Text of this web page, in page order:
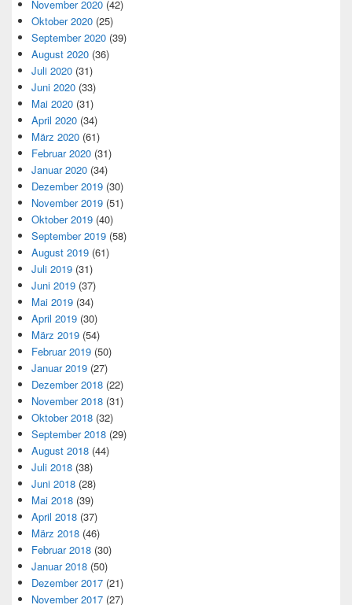
November 2020 (42)
Oktober 2020 (25)
September 2020 (39)
August 2020 (36)
Juli 2020 (31)
Juni 2020 (33)
Mai 2020 (31)
April 2020 (34)
März 2020 (61)
Februar 2020 (31)
Januar 2020 (34)
Dezember 2019 (30)
November 2019 (51)
Oktober 2019 (40)
September 2019 (58)
August 2019 (61)
Juli 2019 (31)
Juni 2019 (37)
Mai 2019 (34)
April 2019 (30)
März 2019 (54)
Februar 2019 (50)
Januar 2019 (27)
Dezember 2018 (22)
November 2018 (31)
Oktober 2018 (32)
September 2018 (29)
August 2018 (44)
Juli 2018 (38)
Juni 2018 (28)
Mai 2018 (39)
April 2018 (37)
März 2018 (46)
Februar 2018 (30)
Januar 2018 (50)
Dezember 2017 (21)
November 2017 (27)